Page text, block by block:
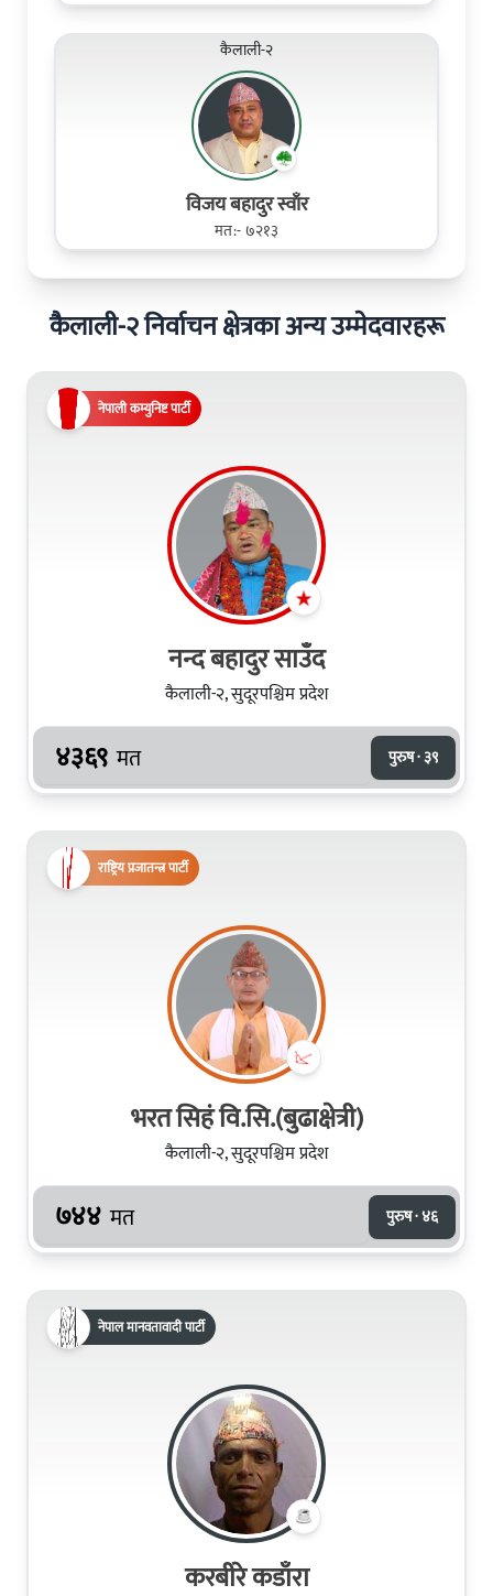
कैलाली-२
विजय बहादुर स्वाँर
मत:- ७२१३
कैलाली-२ निर्वाचन क्षेत्रका अन्य उम्मेदवारहरू
नेपाली कम्युनिष्ट पार्टी
नन्द बहादुर साउँद
कैलाली-२, सुदूरपश्चिम प्रदेश
४३६९ मत पुरुष · ३९
राष्ट्रिय प्रजातन्त्र पार्टी
भरत सिहं वि.सि.(बुढाक्षेत्री)
कैलाली-२, सुदूरपश्चिम प्रदेश
७४४ मत पुरुष · ४६
नेपाल मानवतावादी पार्टी
करबीरे कडाँरा